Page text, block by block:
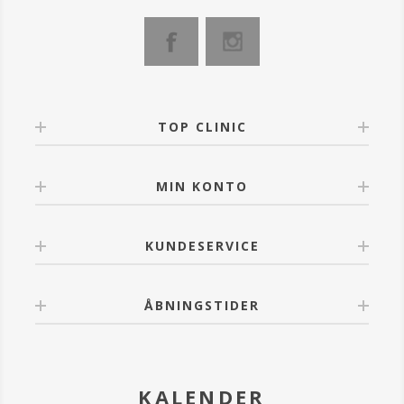
TOP CLINIC
MIN KONTO
KUNDESERVICE
ÅBNINGSTIDER
KALENDER